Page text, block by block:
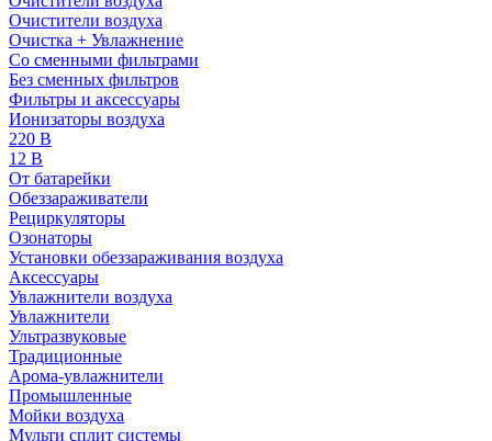
Очистители воздуха
Очистка + Увлажнение
Cо сменными фильтрами
Без сменных фильтров
Фильтры и аксессуары
Ионизаторы воздуха
220 В
12 В
От батарейки
Обеззараживатели
Рециркуляторы
Озонаторы
Установки обеззараживания воздуха
Аксессуары
Увлажнители воздуха
Увлажнители
Ультразвуковые
Традиционные
Арома-увлажнители
Промышленные
Мойки воздуха
Мульти сплит системы